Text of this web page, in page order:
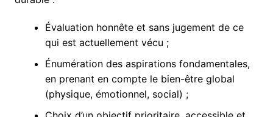
Évaluation honnête et sans jugement de ce
qui est actuellement vécu ;
Énumération des aspirations fondamentales,
en prenant en compte le bien-être global
(physique, émotionnel, social) ;